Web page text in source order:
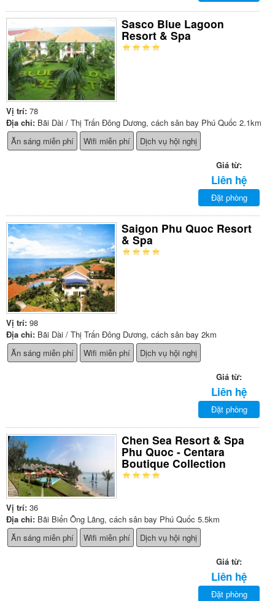
Sasco Blue Lagoon
Resort & Spa
Vị trí: 78
Địa chỉ: Bãi Dài / Thị Trấn Đông Dương, cách sân bay Phú Quốc 2.1km
Ăn sáng miễn phí
Wifi miễn phí Dịch vụ hội nghị
Giá từ:
Liên hệ
Đặt phòng
Saigon Phu Quoc Resort
& Spa
Vị trí: 98
Địa chỉ: Bãi Dài / Thị Trấn Đông Dương, cách sân bay 2km
Ăn sáng miễn phí
Wifi miễn phí Dịch vụ hội nghị
Giá từ:
Liên hệ
Đặt phòng
Chen Sea Resort & Spa
Phu Quoc - Centara
Boutique Collection
Vị trí: 36
Địa chỉ: Bãi Biển Ông Lãng, cách sân bay Phú Quốc 5.5km
Ăn sáng miễn phí
Wifi miễn phí Dịch vụ hội nghị
Giá từ:
Liên hệ
Đặt phòng